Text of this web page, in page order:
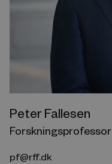
Peter Fallesen
Forskningsprofessor
pf@rff.dk